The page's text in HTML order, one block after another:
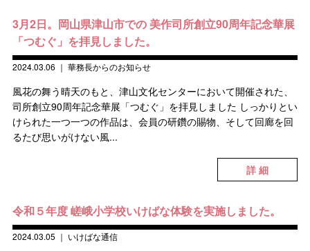
3月2日。岡山県津山市での 美作司所創立90周年記念華展
「つむぐ」を拝見しました。
2024.03.06 ｜ 華務長からのお知らせ
風花の舞う晴天のもと、津山文化センターにおいて開催された、
司所創立90周年記念華展「つむぐ」を拝見しました しっかりとい
けられた一つ一つの作品は、会員の研鑽の賜物、そして回廊を回
るたび思いがけない風...
詳 細
令和５年度 嵯峨小学校いけばな体験を実施しました。
2024.03.05 ｜ いけばな通信